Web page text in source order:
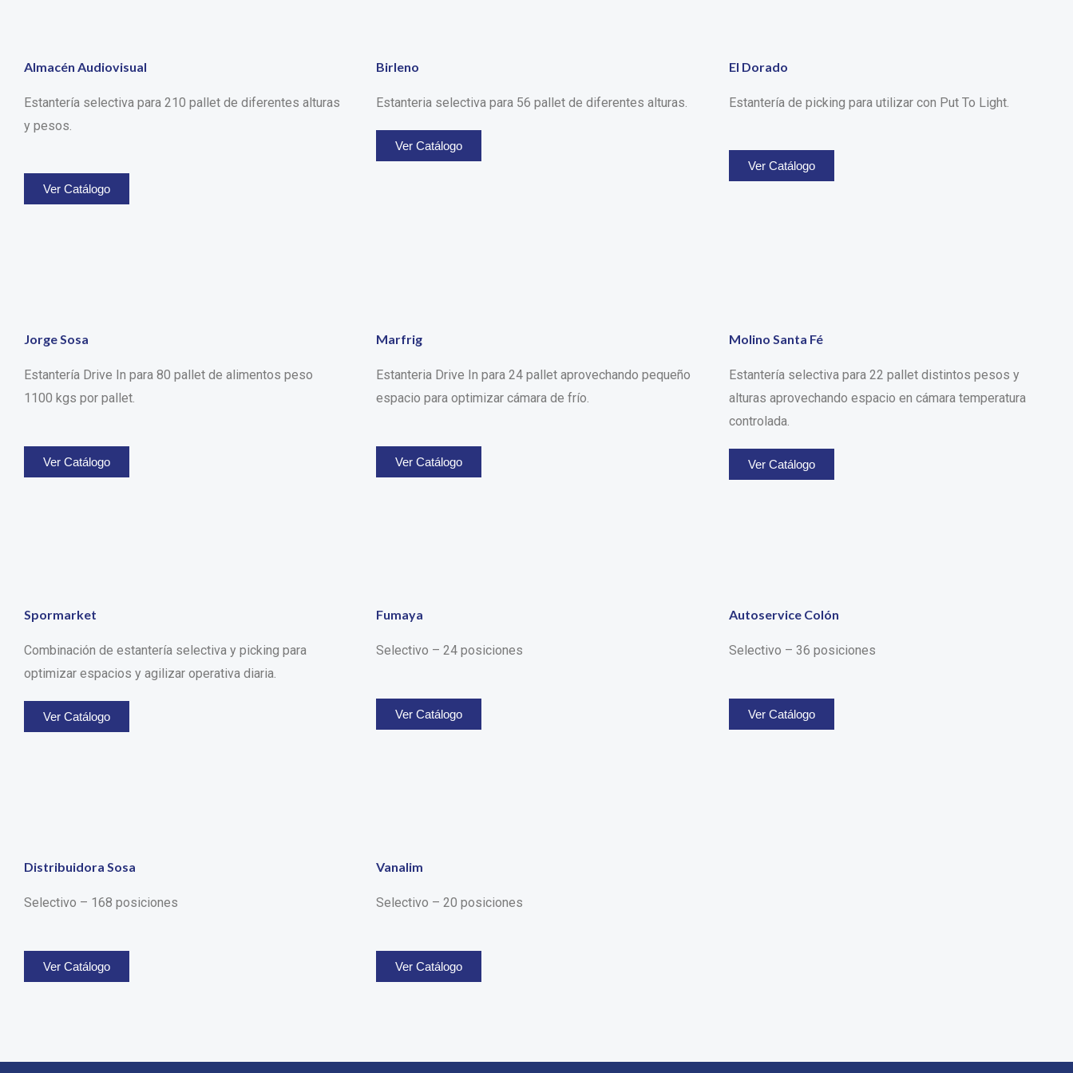
Almacén Audiovisual
Estantería selectiva para 210 pallet de diferentes alturas
y pesos.
Ver Catálogo
Birleno
Estanteria selectiva para 56 pallet de diferentes alturas.
Ver Catálogo
El Dorado
Estantería de picking para utilizar con Put To Light.
Ver Catálogo
Jorge Sosa
Estantería Drive In para 80 pallet de alimentos peso
1100 kgs por pallet.
Ver Catálogo
Marfrig
Estanteria Drive In para 24 pallet aprovechando pequeño
espacio para optimizar cámara de frío.
Ver Catálogo
Molino Santa Fé
Estantería selectiva para 22 pallet distintos pesos y
alturas aprovechando espacio en cámara temperatura
controlada.
Ver Catálogo
Spormarket
Combinación de estantería selectiva y picking para
optimizar espacios y agilizar operativa diaria.
Ver Catálogo
Fumaya
Selectivo – 24 posiciones
Ver Catálogo
Autoservice Colón
Selectivo – 36 posiciones
Ver Catálogo
Distribuidora Sosa
Selectivo – 168 posiciones
Ver Catálogo
Vanalim
Selectivo – 20 posiciones
Ver Catálogo